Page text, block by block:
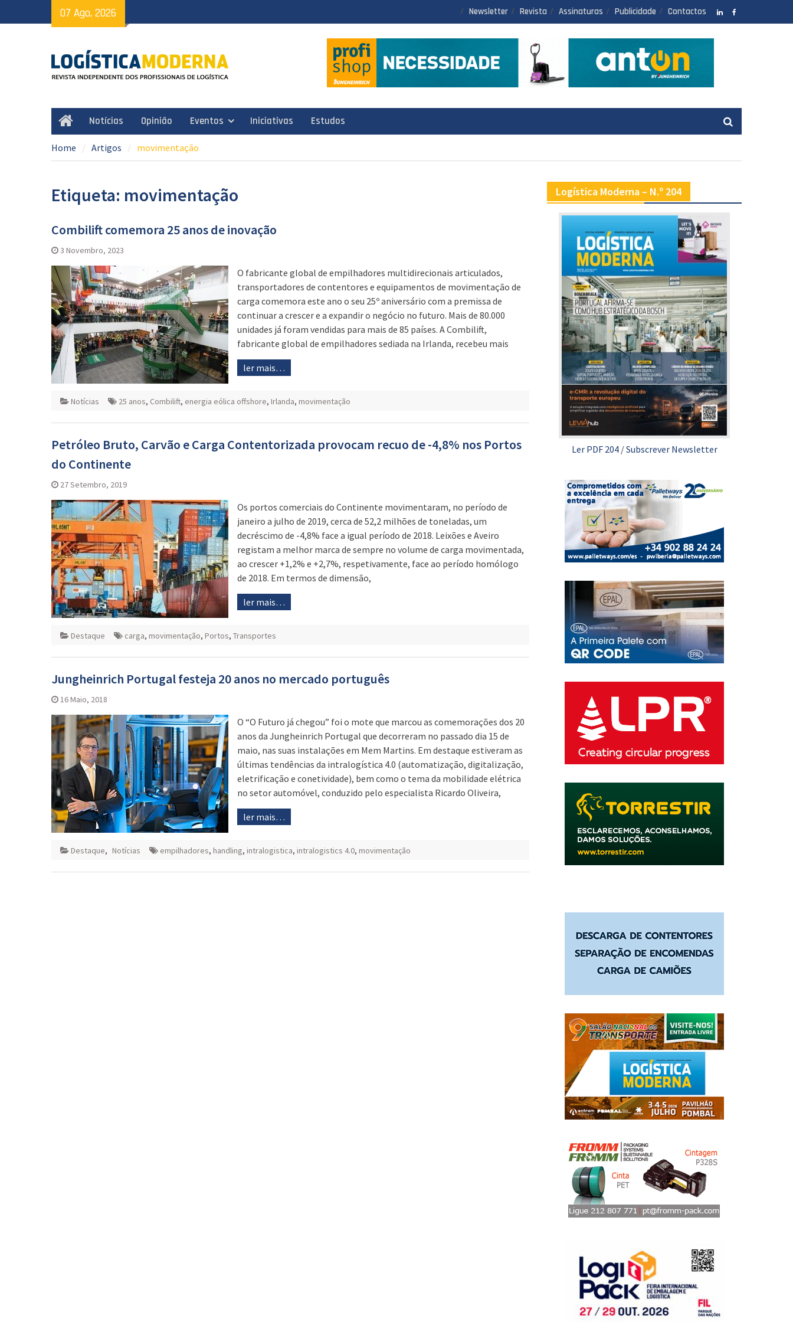
to
07 Ago, 2026 Newsletter Revista Assinaturas Publicidade Contactos
HomeNotícias Opinião Eventos Iniciativas Estudos
Home Artigos movimentação
Etiqueta: movimentação
Combilift comemora 25 anos de inovação
3 Novembro, 2023
O fabricante global de empilhadores multidirecionais articulados,
transportadores de contentores e equipamentos de movimentação de
carga comemora este ano o seu 25º aniversário com a premissa de
continuar a crescer e a expandir o negócio no futuro. Mais de 80.000
unidades já foram vendidas para mais de 85 países. A Combilift,
fabricante global de empilhadores sediada na Irlanda, recebeu mais
ler mais…
Notícias 25 anos, Combilift, energia eólica offshore, Irlanda, movimentação
Petróleo Bruto, Carvão e Carga Contentorizada provocam recuo de -4,8% nos Portos
do Continente
27 Setembro, 2019
Os portos comerciais do Continente movimentaram, no período de
janeiro a julho de 2019, cerca de 52,2 milhões de toneladas, um
decréscimo de -4,8% face a igual período de 2018. Leixões e Aveiro
registam a melhor marca de sempre no volume de carga movimentada,
ao crescer +1,2% e +2,7%, respetivamente, face ao período homólogo
de 2018. Em termos de dimensão,
ler mais…
Destaque carga, movimentação, Portos, Transportes
Jungheinrich Portugal festeja 20 anos no mercado português
16 Maio, 2018
O “O Futuro já chegou” foi o mote que marcou as comemorações dos 20
anos da Jungheinrich Portugal que decorreram no passado dia 15 de
maio, nas suas instalações em Mem Martins. Em destaque estiveram as
últimas tendências da intralogística 4.0 (automatização, digitalização,
eletrificação e conetividade), bem como o tema da mobilidade elétrica
no setor automóvel, conduzido pelo especialista Ricardo Oliveira,
ler mais…
Destaque, Notícias empilhadores, handling, intralogistica, intralogistics 4.0, movimentação
Logística Moderna – N.º 204
Ler PDF 204/Subscrever Newsletter